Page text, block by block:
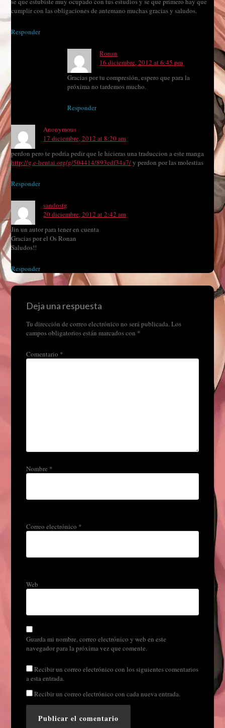
cumplir con las obligaciones de antemano muchas gracias y saludos.
Responder
Ronan
16 diciembre, 2012 at 6:45 pm
Gracias por tu compresión, espero que para la
próxima no tardemos mucho.
Responder
Anonymous
17 diciembre, 2012 at 8:20 am
perdon pero te podria pedir que le hicieras una traduccion a este manga
http://g.e-hentai.org/g/504414/893edf34a7/y perdon por las molestias
Responder
sandostg
20 diciembre, 2012 at 2:42 am
Jin un autor para tener en cuenta
Gracias por el Os Ronan
Saludos!!
Responder
Deja una respuesta
Tu dirección de correo electrónico no será publicada.Los
campos obligatorios están marcados con *
Comentario *
Nombre *
Correo electrónico *
Web
Guarda mi nombre, correo electrónico y web en este
navegador para la próxima vez que comente.
Recibir un correo electrónico con los siguientes comentarios
a esta entrada.
Recibir un correo electrónico con cada nueva entrada.